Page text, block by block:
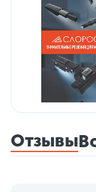
Отзывы